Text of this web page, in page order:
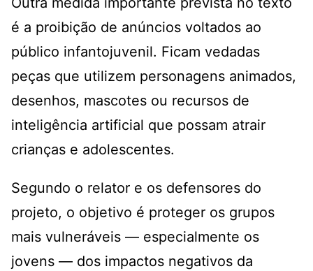
é a proibição de anúncios voltados ao
público infantojuvenil. Ficam vedadas
peças que utilizem personagens animados,
desenhos, mascotes ou recursos de
inteligência artificial que possam atrair
crianças e adolescentes.
Segundo o relator e os defensores do
projeto, o objetivo é proteger os grupos
mais vulneráveis — especialmente os
jovens — dos impactos negativos da